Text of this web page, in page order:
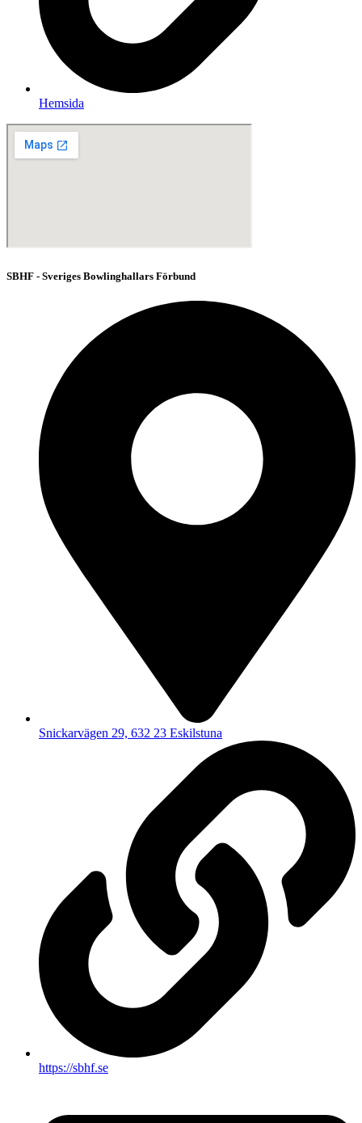
Hemsida
SBHF - Sveriges Bowlinghallars Förbund
Snickarvägen 29, 632 23 Eskilstuna
https://sbhf.se